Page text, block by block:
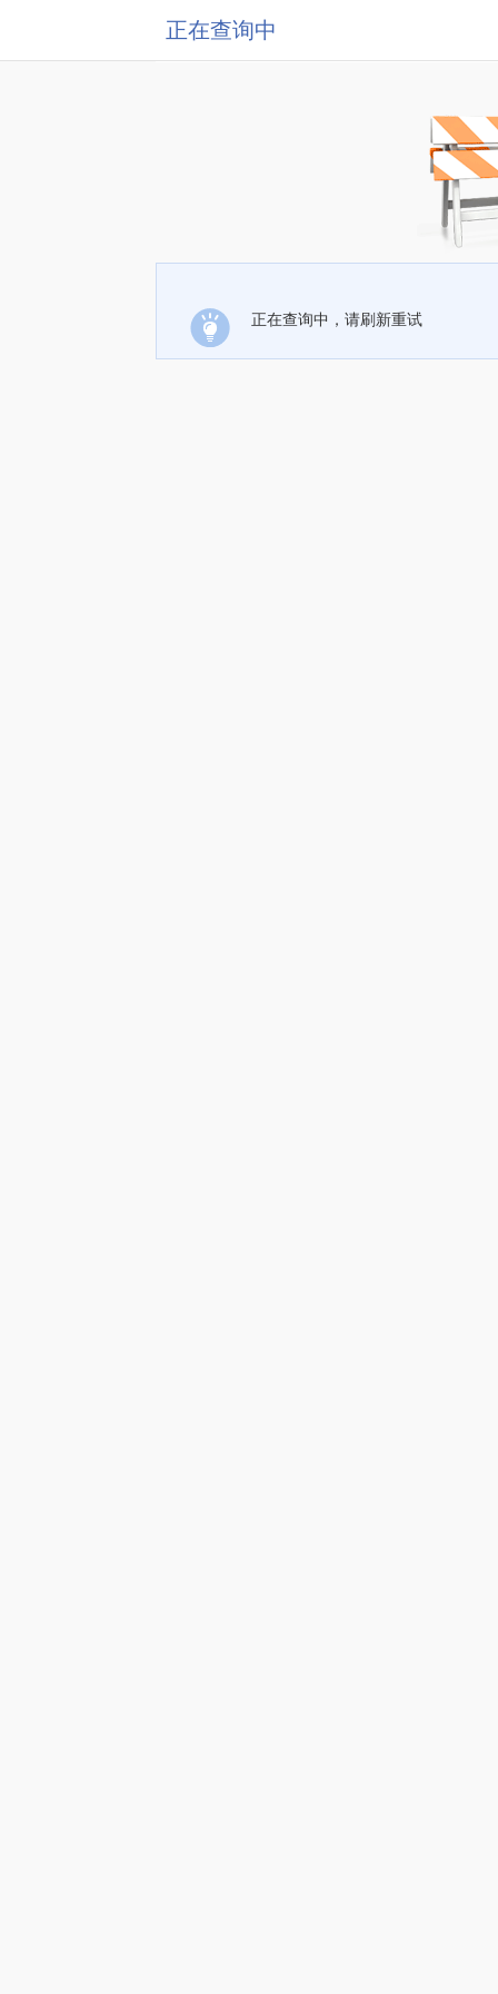
正在查询中
正在查询中，请刷新重试